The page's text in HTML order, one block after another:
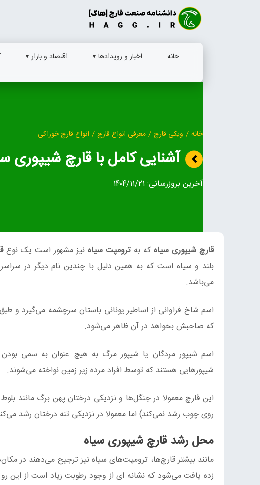
خانه اخبار و رویدادها اقتصاد و بازار
خانه / ویکی قارچ / معرفی انواع قارچ / انواع قارچ خوراکی
آشنایی کامل با قارچ شیپوری
آخرین بروزرسانی: ۱۴۰۴/۱۱/۲۱
قارچ شیپوری سیاه که بهترومپت سیاه نیز مشهور است یک نوع
بلند و سیاه است که به همین دلیل با چندین نام دیگر در
می‌باشد.
اسم شاخ فراوانی از اساطیر یونانی باستان سرچشمه می‌گیرد و
که صاحبش بخواهد در آن ظاهر می‌شود.
اسم شیپور مردگان یا شیپور مرگ به هیچ عنوان به سمی بودن
شیپورهایی هستند که توسط افراد مرده زیر زمین نواخته می‌شوند.
این قارچ معمولا در جنگل‌ها و نزدیکی درختان پهن برگ مانند
روی چوب رشد نمی‌کند) اما معمولا در نزدیکی تنه درختان رشد
محل رشد قارچ شیپوری سیاه
مانند بیشتر قارچ‌ها، ترومپت‌های سیاه نیز ترجیح می‌دهند در
زده یافت می‌شود که نشانه ای از وجود رطوبت زیاد است از این